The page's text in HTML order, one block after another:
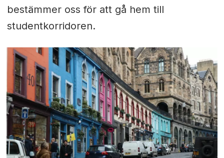
bestämmer oss för att gå hem till
studentkorridoren.